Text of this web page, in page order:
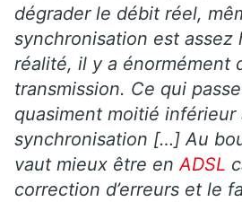
dégrader le débit réel,
synchronisation est assez
réalité, il y a énormément
transmission. Ce qui
quasiment moitié
synchronisation […] Au
vaut mieux être en ADSL
correction d’erreurs et le